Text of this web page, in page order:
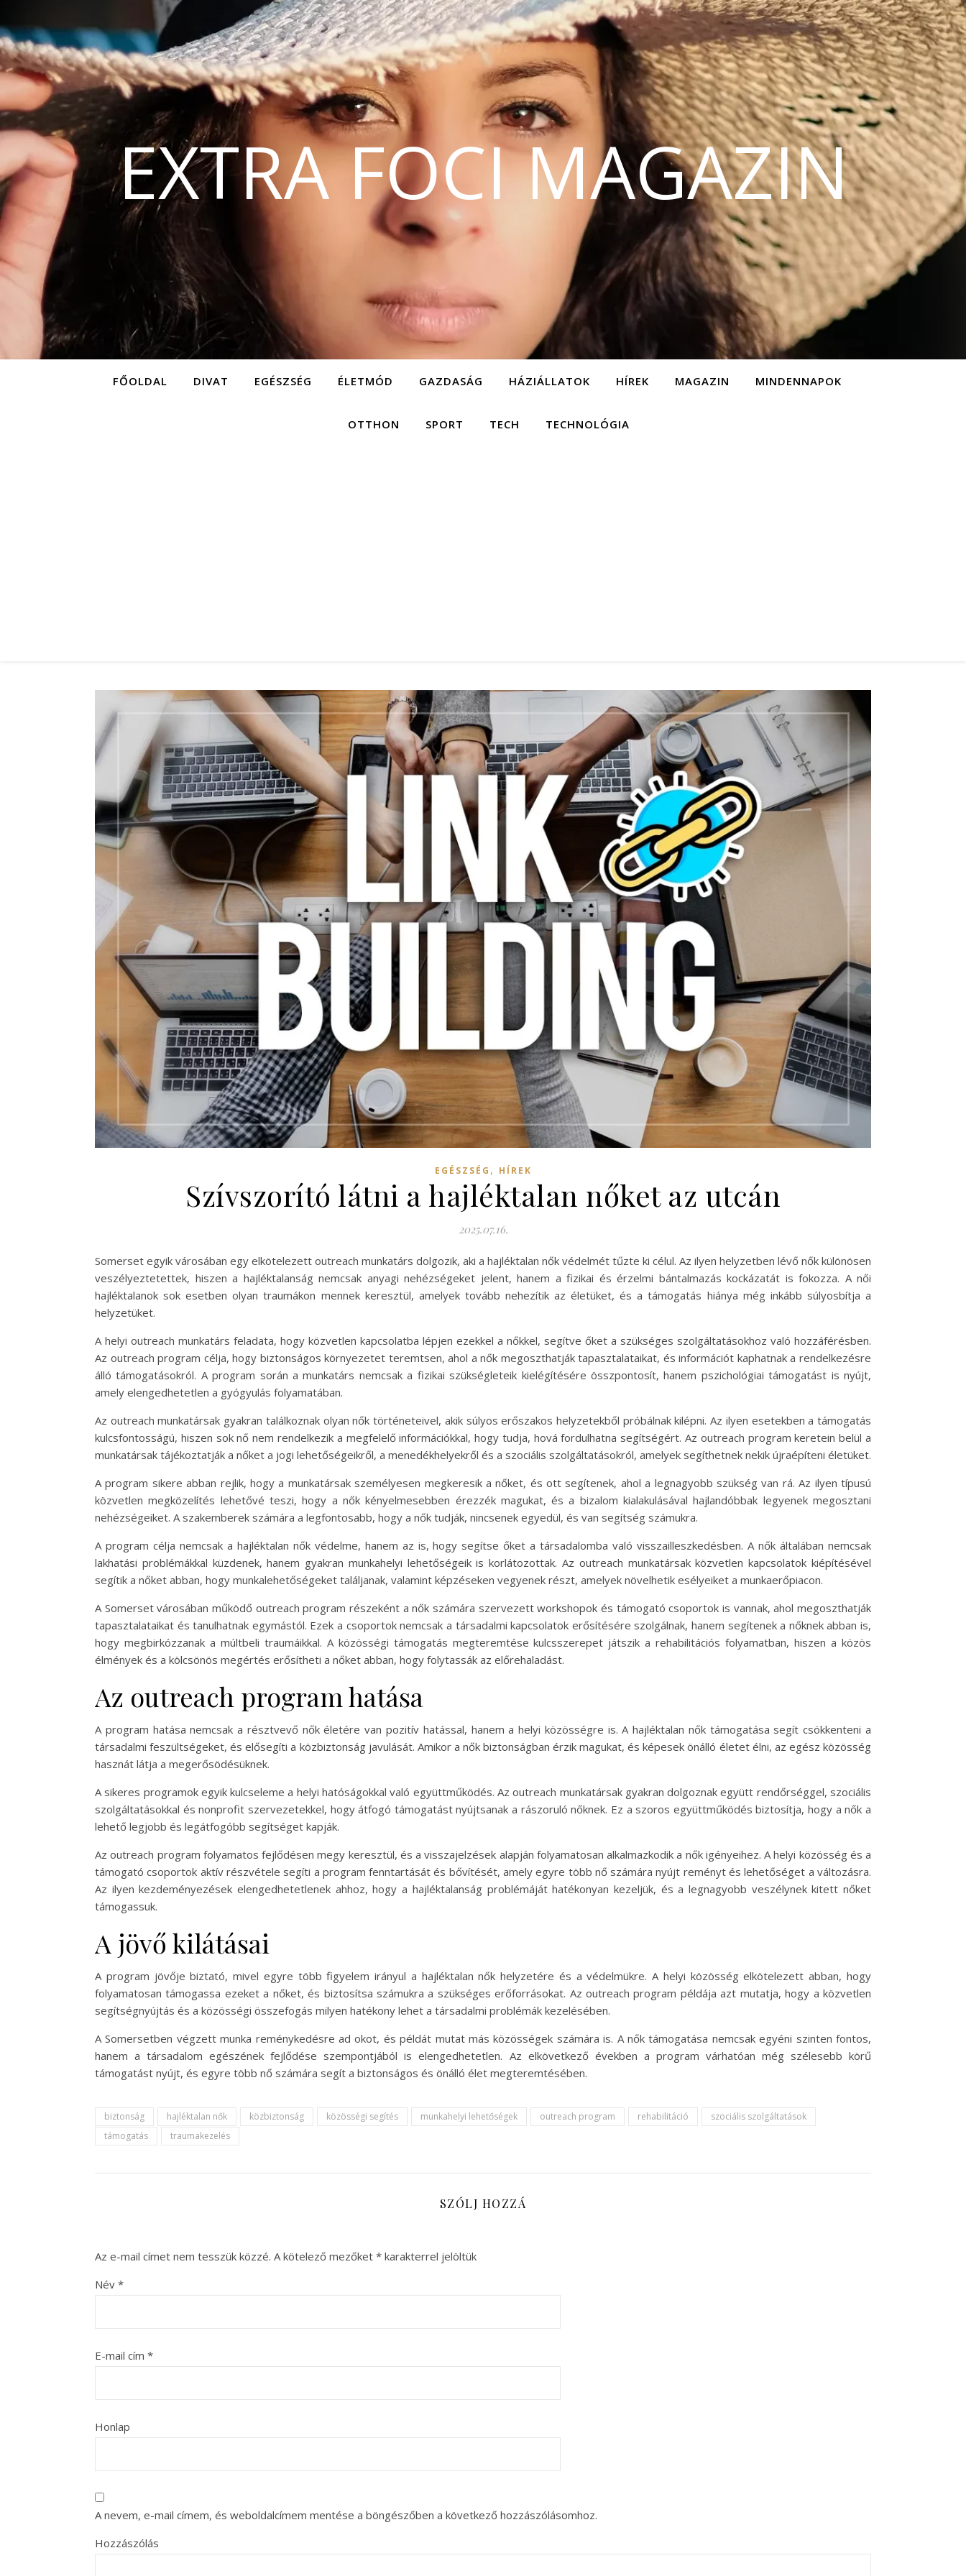
EXTRA FOCI MAGAZIN
FŐOLDAL DIVAT EGÉSZSÉG ÉLETMÓD GAZDASÁG HÁZIÁLLATOK HÍREK MAGAZIN MINDENNAPOK
OTTHON SPORT TECH TECHNOLÓGIA
EGÉSZSÉG , HÍREK
Szívszorító látni a hajléktalan nőket az utcán
2025.07.16.
Somerset egyik városában egy elkötelezett outreach munkatárs dolgozik, aki a hajléktalan nők védelmét tűzte ki célul. Az ilyen helyzetben lévő nők különösen
veszélyeztetettek, hiszen a hajléktalanság nemcsak anyagi nehézségeket jelent, hanem a fizikai és érzelmi bántalmazás kockázatát is fokozza. A női
hajléktalanok sok esetben olyan traumákon mennek keresztül, amelyek tovább nehezítik az életüket, és a támogatás hiánya még inkább súlyosbítja a
helyzetüket.
A helyi outreach munkatárs feladata, hogy közvetlen kapcsolatba lépjen ezekkel a nőkkel, segítve őket a szükséges szolgáltatásokhoz való hozzáférésben.
Az outreach program célja, hogy biztonságos környezetet teremtsen, ahol a nők megoszthatják tapasztalataikat, és információt kaphatnak a rendelkezésre
álló támogatásokról. A program során a munkatárs nemcsak a fizikai szükségleteik kielégítésére összpontosít, hanem pszichológiai támogatást is nyújt,
amely elengedhetetlen a gyógyulás folyamatában.
Az outreach munkatársak gyakran találkoznak olyan nők történeteivel, akik súlyos erőszakos helyzetekből próbálnak kilépni. Az ilyen esetekben a támogatás
kulcsfontosságú, hiszen sok nő nem rendelkezik a megfelelő információkkal, hogy tudja, hová fordulhatna segítségért. Az outreach program keretein belül a
munkatársak tájékoztatják a nőket a jogi lehetőségeikről, a menedékhelyekről és a szociális szolgáltatásokról, amelyek segíthetnek nekik újraépíteni életüket.
A program sikere abban rejlik, hogy a munkatársak személyesen megkeresik a nőket, és ott segítenek, ahol a legnagyobb szükség van rá. Az ilyen típusú
közvetlen megközelítés lehetővé teszi, hogy a nők kényelmesebben érezzék magukat, és a bizalom kialakulásával hajlandóbbak legyenek megosztani
nehézségeiket. A szakemberek számára a legfontosabb, hogy a nők tudják, nincsenek egyedül, és van segítség számukra.
A program célja nemcsak a hajléktalan nők védelme, hanem az is, hogy segítse őket a társadalomba való visszailleszkedésben. A nők általában nemcsak
lakhatási problémákkal küzdenek, hanem gyakran munkahelyi lehetőségeik is korlátozottak. Az outreach munkatársak közvetlen kapcsolatok kiépítésével
segítik a nőket abban, hogy munkalehetőségeket találjanak, valamint képzéseken vegyenek részt, amelyek növelhetik esélyeiket a munkaerőpiacon.
A Somerset városában működő outreach program részeként a nők számára szervezett workshopok és támogató csoportok is vannak, ahol megoszthatják
tapasztalataikat és tanulhatnak egymástól. Ezek a csoportok nemcsak a társadalmi kapcsolatok erősítésére szolgálnak, hanem segítenek a nőknek abban is,
hogy megbirkózzanak a múltbeli traumáikkal. A közösségi támogatás megteremtése kulcsszerepet játszik a rehabilitációs folyamatban, hiszen a közös
élmények és a kölcsönös megértés erősítheti a nőket abban, hogy folytassák az előrehaladást.
Az outreach program hatása
A program hatása nemcsak a résztvevő nők életére van pozitív hatással, hanem a helyi közösségre is. A hajléktalan nők támogatása segít csökkenteni a
társadalmi feszültségeket, és elősegíti a közbiztonság javulását. Amikor a nők biztonságban érzik magukat, és képesek önálló életet élni, az egész közösség
hasznát látja a megerősödésüknek.
A sikeres programok egyik kulcseleme a helyi hatóságokkal való együttműködés. Az outreach munkatársak gyakran dolgoznak együtt rendőrséggel, szociális
szolgáltatásokkal és nonprofit szervezetekkel, hogy átfogó támogatást nyújtsanak a rászoruló nőknek. Ez a szoros együttműködés biztosítja, hogy a nők a
lehető legjobb és legátfogóbb segítséget kapják.
Az outreach program folyamatos fejlődésen megy keresztül, és a visszajelzések alapján folyamatosan alkalmazkodik a nők igényeihez. A helyi közösség és a
támogató csoportok aktív részvétele segíti a program fenntartását és bővítését, amely egyre több nő számára nyújt reményt és lehetőséget a változásra.
Az ilyen kezdeményezések elengedhetetlenek ahhoz, hogy a hajléktalanság problémáját hatékonyan kezeljük, és a legnagyobb veszélynek kitett nőket
támogassuk.
A jövő kilátásai
A program jövője biztató, mivel egyre több figyelem irányul a hajléktalan nők helyzetére és a védelmükre. A helyi közösség elkötelezett abban, hogy
folyamatosan támogassa ezeket a nőket, és biztosítsa számukra a szükséges erőforrásokat. Az outreach program példája azt mutatja, hogy a közvetlen
segítségnyújtás és a közösségi összefogás milyen hatékony lehet a társadalmi problémák kezelésében.
A Somersetben végzett munka reménykedésre ad okot, és példát mutat más közösségek számára is. A nők támogatása nemcsak egyéni szinten fontos,
hanem a társadalom egészének fejlődése szempontjából is elengedhetetlen. Az elkövetkező években a program várhatóan még szélesebb körű
támogatást nyújt, és egyre több nő számára segít a biztonságos és önálló élet megteremtésében.
biztonság hajléktalan nők közbiztonság közösségi segítés munkahelyi lehetőségek outreach program rehabilitáció
szociális szolgáltatások
támogatás
traumakezelés
SZÓLJ HOZZÁ
Az e-mail címet nem tesszük közzé. A kötelező mezőket * karakterrel jelöltük
Név *
E-mail cím *
Honlap
A nevem, e-mail címem, és weboldalcímem mentése a böngészőben a következő hozzászólásomhoz.
Hozzászólás